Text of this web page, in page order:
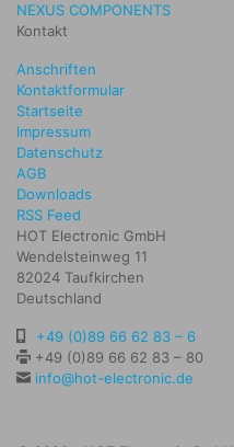
NEXUS COMPONENTS
Kontakt
Anschriften
Kontaktformular
Startseite
Impressum
Datenschutz
AGB
Downloads
RSS Feed
HOT Electronic GmbH
Wendelsteinweg 11
82024 Taufkirchen
Deutschland
+49 (0)89 66 62 83 – 6
+49 (0)89 66 62 83 – 80
info@hot-electronic.de